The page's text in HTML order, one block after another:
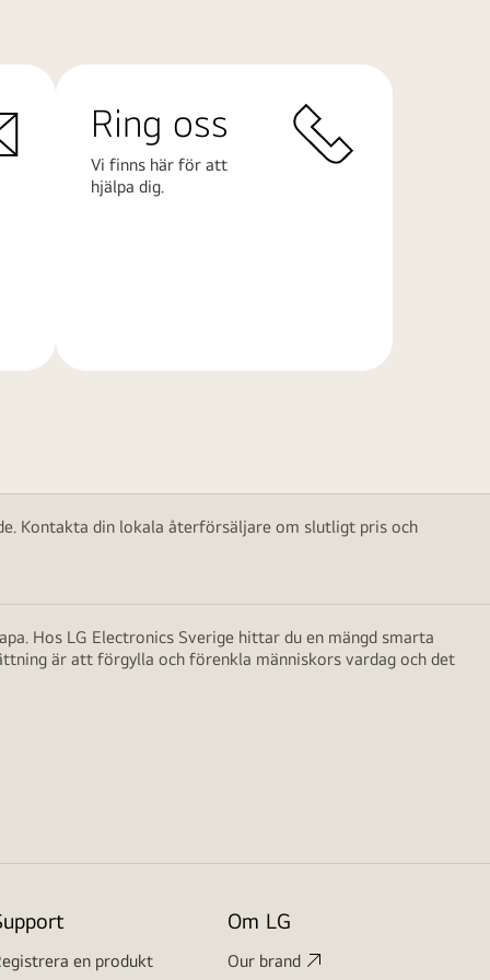
Ring oss
Vi finns här för att
hjälpa dig.
Kontakta din lokala återförsäljare om slutligt pris och
Hos LG Electronics Sverige hittar du en mängd smarta
är att förgylla och förenkla människors vardag och det
en produkt
Om LG
Our brand